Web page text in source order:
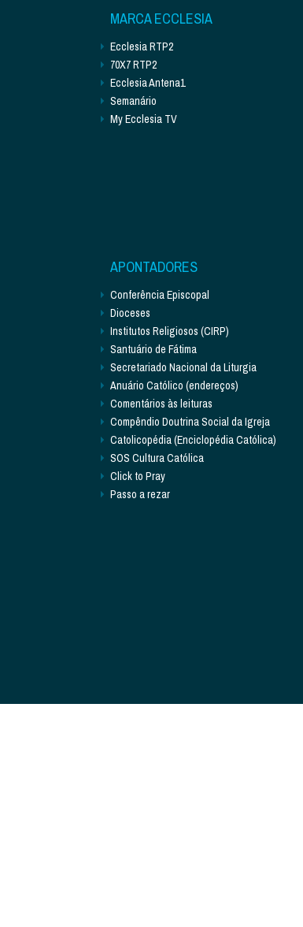
MARCA ECCLESIA
Ecclesia RTP2
70X7 RTP2
Ecclesia Antena1
Semanário
My Ecclesia TV
APONTADORES
Conferência Episcopal
Dioceses
Institutos Religiosos (CIRP)
Santuário de Fátima
Secretariado Nacional da Liturgia
Anuário Católico (endereços)
Comentários às leituras
Compêndio Doutrina Social da Igreja
Catolicopédia (Enciclopédia Católica)
SOS Cultura Católica
Click to Pray
Passo a rezar